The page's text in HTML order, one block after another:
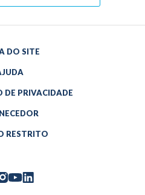
DO SITE
DE PRIVACIDADE
RESTRITO